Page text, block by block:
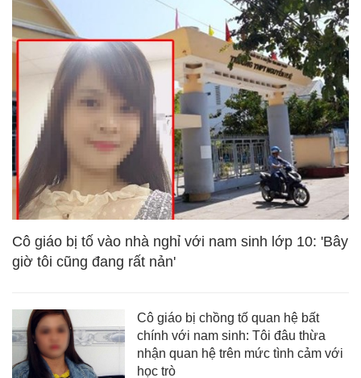
Cô giáo bị tố vào nhà nghỉ với nam sinh lớp 10: 'Bây
giờ tôi cũng đang rất nản'
Cô giáo bị chồng tố quan hệ bất
chính với nam sinh: Tôi đâu thừa
nhận quan hệ trên mức tình cảm với
học trò